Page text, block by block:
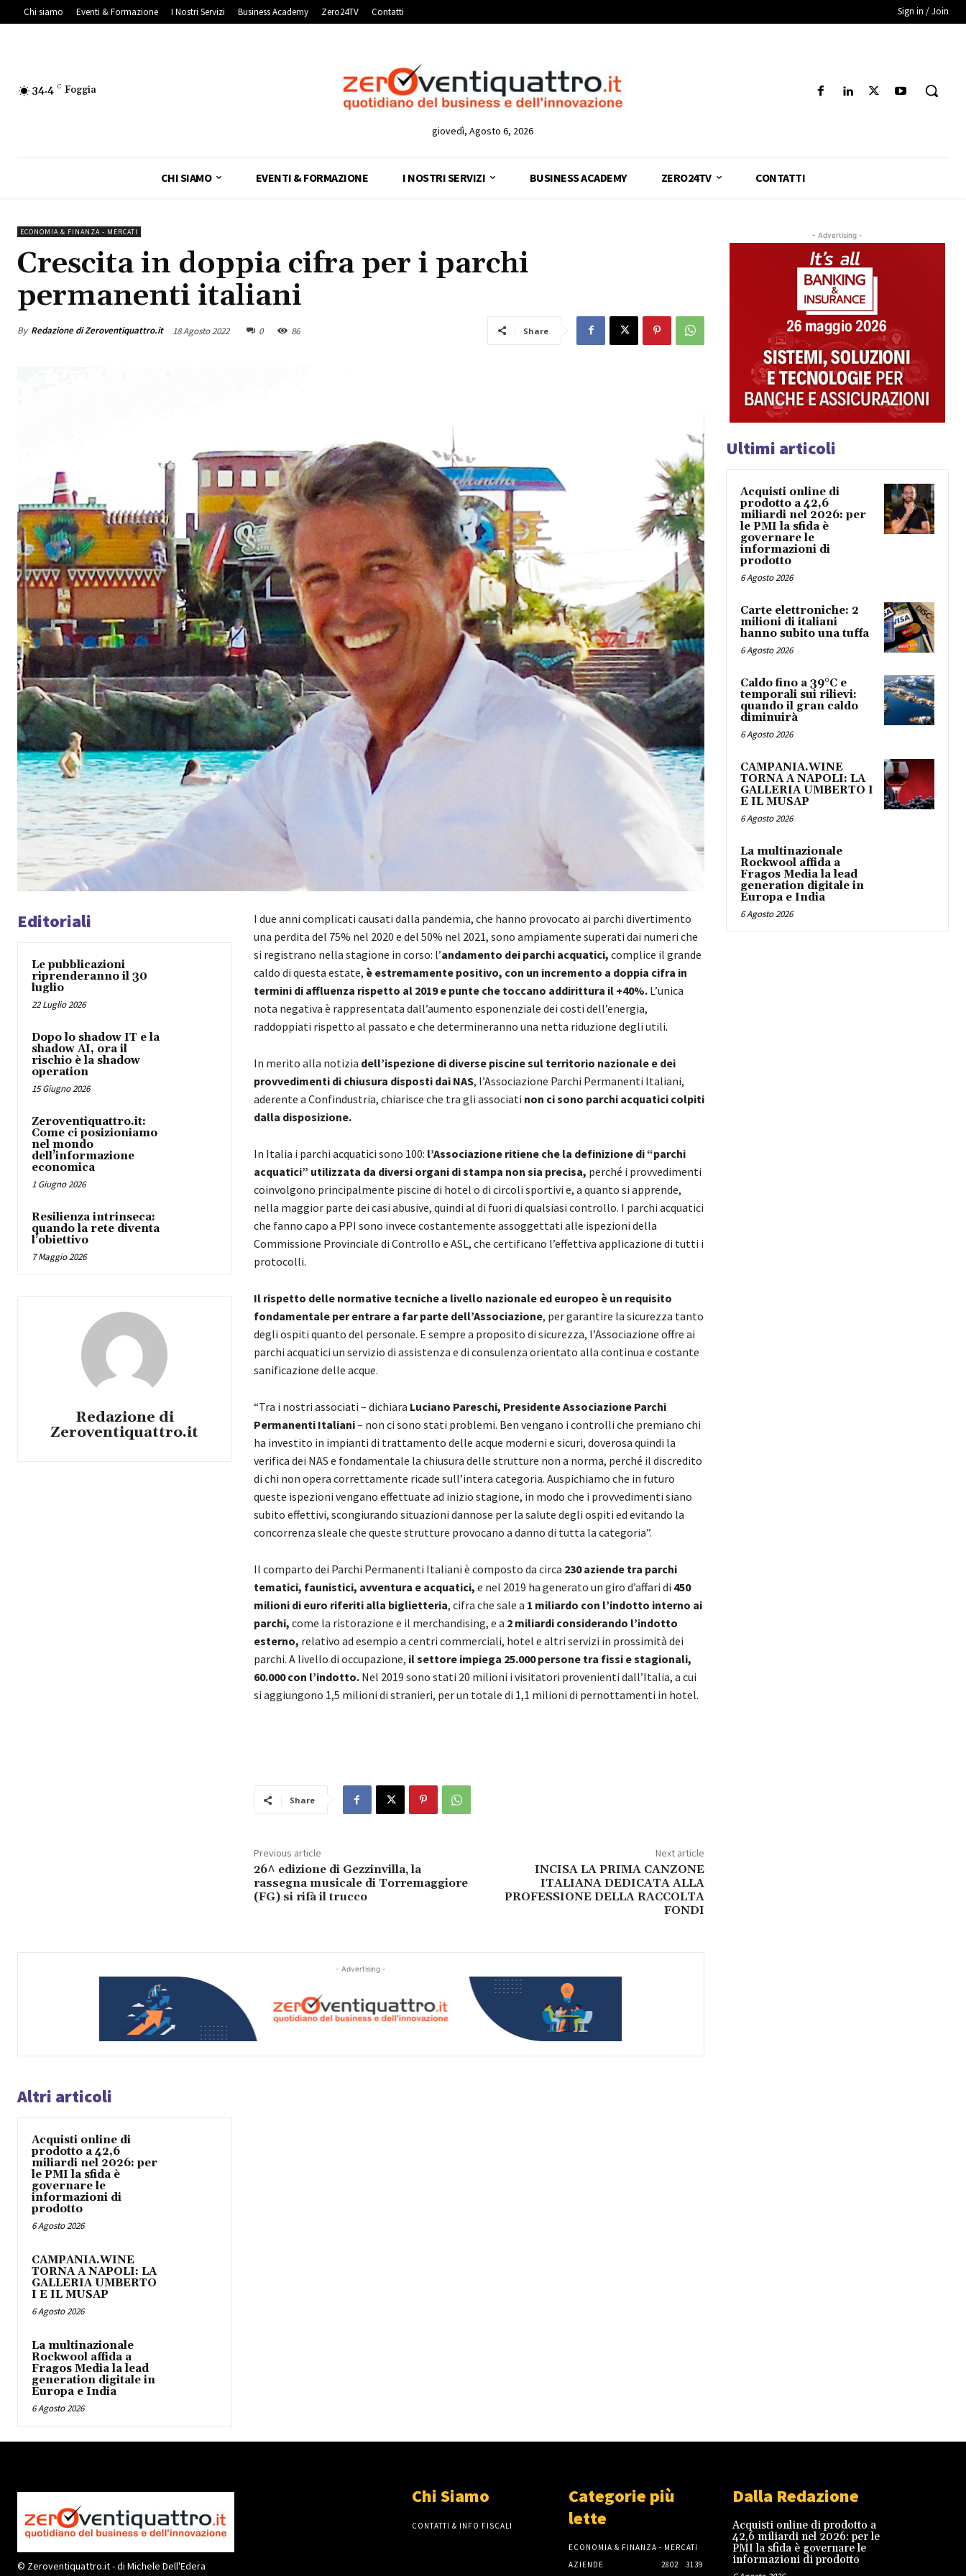
Chi siamo Eventi & Formazione I Nostri Servizi Business Academy Zero24TV Contatti Sign in / Join
34.4 C Foggia
giovedì, Agosto 6, 2026
CHI SIAMO EVENTI & FORMAZIONE I NOSTRI SERVIZI BUSINESS ACADEMY ZERO24TV CONTATTI
ECONOMIA & FINANZA - MERCATI
Crescita in doppia cifra per i parchi
permanenti italiani
By Redazione di Zeroventiquattro.it 18 Agosto 2022 0 86 Share
Editoriali
Le pubblicazioni
riprenderanno il 30
luglio
22 Luglio 2026
Dopo lo shadow IT e la
shadow AI, ora il
rischio è la shadow
operation
15 Giugno 2026
Zeroventiquattro.it:
Come ci posizioniamo
nel mondo
dell’informazione
economica
1 Giugno 2026
Resilienza intrinseca:
quando la rete diventa
l’obiettivo
7 Maggio 2026
Redazione di
Zeroventiquattro.it
I due anni complicati causati dalla pandemia, che hanno provocato ai parchi divertimento
una perdita del 75% nel 2020 e del 50% nel 2021, sono ampiamente superati dai numeri che
si registrano nella stagione in corso: l’andamento dei parchi acquatici, complice il grande
caldo di questa estate, è estremamente positivo, con un incremento a doppia cifra in
termini di affluenza rispetto al 2019 e punte che toccano addirittura il +40%.L’unica
nota negativa è rappresentata dall’aumento esponenziale dei costi dell’energia,
raddoppiati rispetto al passato e che determineranno una netta riduzione degli utili.
In merito alla notizia dell’ispezione di diverse piscine sul territorio nazionale e dei
provvedimenti di chiusura disposti dai NAS, l’Associazione Parchi Permanenti Italiani,
aderente a Confindustria, chiarisce che tra gli associati non ci sono parchi acquatici colpiti
dalla disposizione.
In Italia i parchi acquatici sono 100: l’Associazione ritiene che la definizione di “parchi
acquatici” utilizzata da diversi organi di stampa non sia precisa, perché i provvedimenti
coinvolgono principalmente piscine di hotel o di circoli sportivi e, a quanto si apprende,
nella maggior parte dei casi abusive, quindi al di fuori di qualsiasi controllo. I parchi acquatici
che fanno capo a PPI sono invece costantemente assoggettati alle ispezioni della
Commissione Provinciale di Controllo e ASL, che certificano l’effettiva applicazione di tutti i
protocolli.
Il rispetto delle normative tecniche a livello nazionale ed europeo è un requisito
fondamentale per entrare a far parte dell’Associazione, per garantire la sicurezza tanto
degli ospiti quanto del personale. E sempre a proposito di sicurezza, l’Associazione offre ai
parchi acquatici un servizio di assistenza e di consulenza orientato alla continua e costante
sanificazione delle acque.
“Tra i nostri associati – dichiara Luciano Pareschi, Presidente Associazione Parchi
Permanenti Italiani– non ci sono stati problemi. Ben vengano i controlli che premiano chi
ha investito in impianti di trattamento delle acque moderni e sicuri, doverosa quindi la
verifica dei NAS e fondamentale la chiusura delle strutture non a norma, perché il discredito
di chi non opera correttamente ricade sull’intera categoria. Auspichiamo che in futuro
queste ispezioni vengano effettuate ad inizio stagione, in modo che i provvedimenti siano
subito effettivi, scongiurando situazioni dannose per la salute degli ospiti ed evitando la
concorrenza sleale che queste strutture provocano a danno di tutta la categoria”.
Il comparto dei Parchi Permanenti Italiani è composto da circa 230 aziende tra parchi
tematici, faunistici, avventura e acquatici, e nel 2019 ha generato un giro d’affari di 450
milioni di euro riferiti alla biglietteria, cifra che sale a 1 miliardo con l’indotto interno ai
parchi, come la ristorazione e il merchandising, e a 2 miliardi considerando l’indotto
esterno, relativo ad esempio a centri commerciali, hotel e altri servizi in prossimità dei
parchi. A livello di occupazione, il settore impiega 25.000 persone tra fissi e stagionali,
60.000 con l’indotto.Nel 2019 sono stati 20 milioni i visitatori provenienti dall’Italia, a cui
si aggiungono 1,5 milioni di stranieri, per un totale di 1,1 milioni di pernottamenti in hotel.
Share
Previous article
26^ edizione di Gezzinvilla, la
rassegna musicale di Torremaggiore
(FG) si rifà il trucco
Next article
INCISA LA PRIMA CANZONE
ITALIANA DEDICATA ALLA
PROFESSIONE DELLA RACCOLTA
FONDI
- Advertising -
Altri articoli
Acquisti online di
prodotto a 42,6
miliardi nel 2026: per
le PMI la sfida è
governare le
informazioni di
prodotto
6 Agosto 2026
CAMPANIA.WINE
TORNA A NAPOLI: LA
GALLERIA UMBERTO
I E IL MUSAP
6 Agosto 2026
La multinazionale
Rockwool affida a
Fragos Media la lead
generation digitale in
Europa e India
6 Agosto 2026
- Advertising -
Ultimi articoli
Acquisti online di
prodotto a 42,6
miliardi nel 2026: per
le PMI la sfida è
governare le
informazioni di
prodotto
6 Agosto 2026
Carte elettroniche: 2
milioni di italiani
hanno subito una tuffa
6 Agosto 2026
Caldo fino a 39°C e
temporali sui rilievi:
quando il gran caldo
diminuirà
6 Agosto 2026
CAMPANIA.WINE
TORNA A NAPOLI: LA
GALLERIA UMBERTO I
E IL MUSAP
6 Agosto 2026
La multinazionale
Rockwool affida a
Fragos Media la lead
generation digitale in
Europa e India
6 Agosto 2026
© Zeroventiquattro.it - di Michele Dell'Edera
Chi Siamo
CONTATTI & INFO FISCALI
Categorie più
lette
ECONOMIA & FINANZA - MERCATI
3139
AZIENDE 2802
Dalla Redazione
Acquisti online di prodotto a
42,6 miliardi nel 2026: per le
PMI la sfida è governare le
informazioni di prodotto